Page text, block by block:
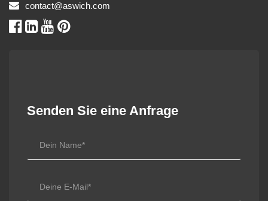
contact@aswich.com
Senden Sie eine Anfrage